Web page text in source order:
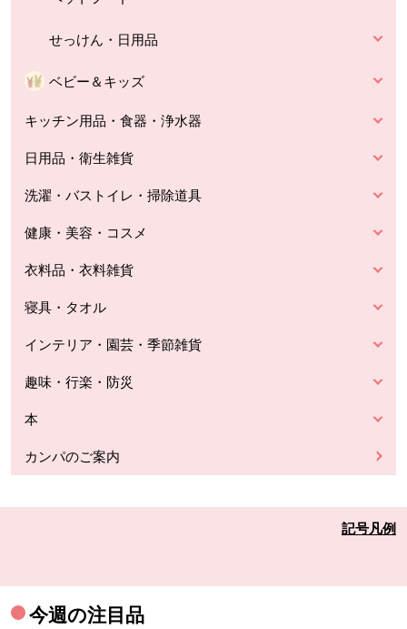
せっけん・日用品
ベビー＆キッズ
キッチン用品・食器・浄水器
日用品・衛生雑貨
洗濯・バストイレ・掃除道具
健康・美容・コスメ
衣料品・衣料雑貨
寝具・タオル
インテリア・園芸・季節雑貨
趣味・行楽・防災
本
カンパのご案内
記号凡例
今週の注目品